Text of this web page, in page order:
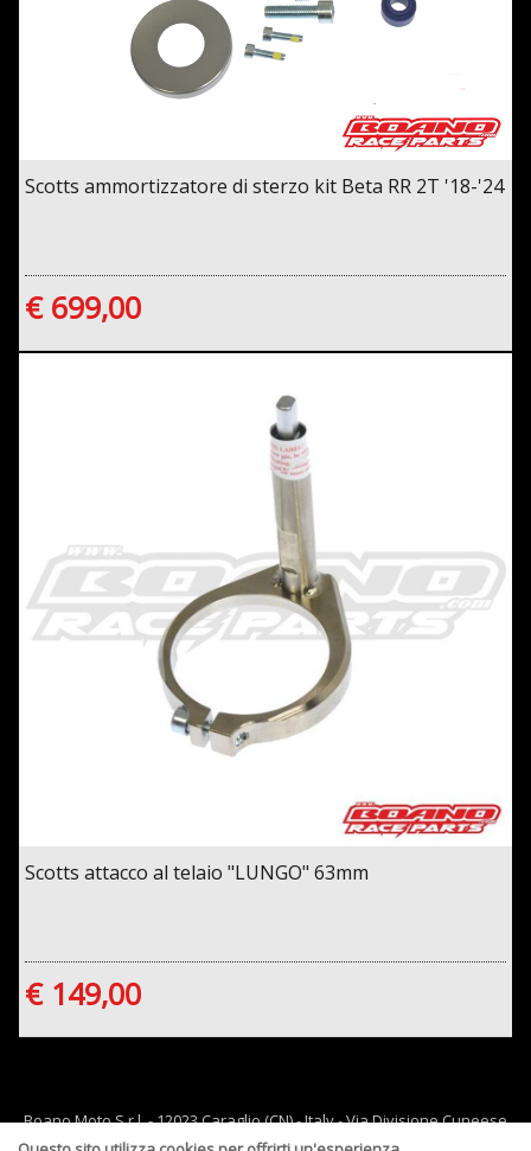
Scotts ammortizzatore di sterzo kit Beta RR 2T '18-'24
€ 699,00
Scotts attacco al telaio "LUNGO" 63mm
€ 149,00
Boano Moto S.r.l. - 12023 Caraglio (CN) - Italy - Via Divisione Cuneese
19/d - tel: 0171 619061 - Email :
info@boano.com - P.IVA:IT02252000043